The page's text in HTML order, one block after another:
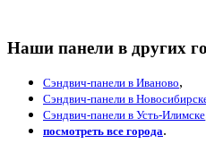
Наши панели в других
Сэндвич-панели в Иваново,
Сэндвич-панели в
Сэндвич-панели в Усть-Илимске
посмотреть все города.